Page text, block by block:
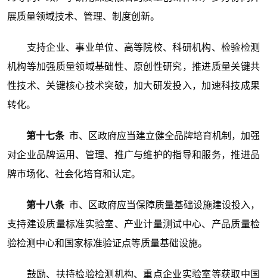
展质量领域技术、管理、制度创新。
支持企业、事业单位、高等院校、科研机构、检验检测
机构等加强质量领域基础性、原创性研究，推进质量关键共
性技术、关键核心技术突破，加大研发投入，加速科技成果
转化。
第十七条 市、区政府应当建立健全品牌培育机制，加强
对企业品牌运用、管理、推广与维护的指导和服务，推进品
牌市场化、社会化培育和认定。
第十八条 市、区政府应当保障质量基础设施建设投入，
支持建设质量标准实验室、产业计量测试中心、产品质量检
验检测中心和国家标准验证点等质量基础设施。
鼓励、扶持检验检测机构、重点企业实验室等获取中国